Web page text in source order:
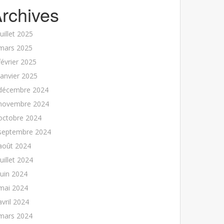
2025
2025
2025
2025
2024
2024
2024
2024
2024
2024
2024
2024
2024
2024